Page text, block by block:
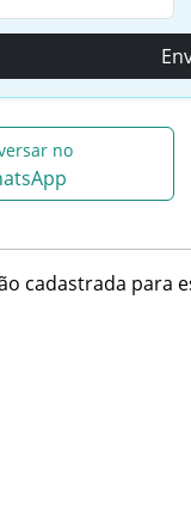
no
cadastrada para